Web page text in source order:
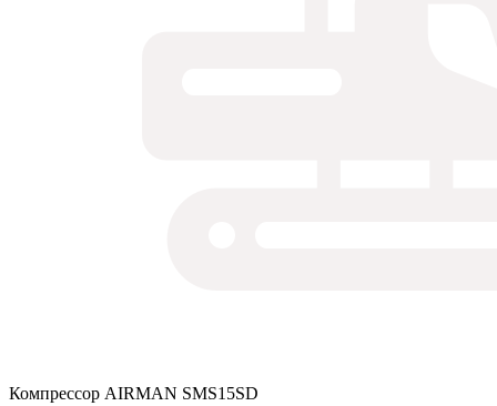
Компрессор AIRMAN SMS15SD